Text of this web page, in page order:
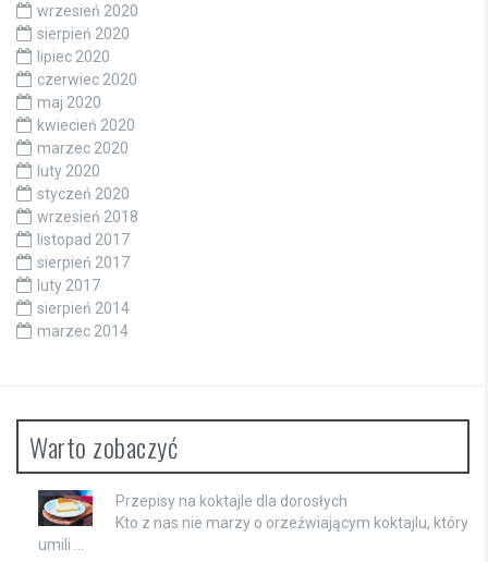
wrzesień 2020
sierpień 2020
lipiec 2020
czerwiec 2020
maj 2020
kwiecień 2020
marzec 2020
luty 2020
styczeń 2020
wrzesień 2018
listopad 2017
sierpień 2017
luty 2017
sierpień 2014
marzec 2014
Warto zobaczyć
Przepisy na koktajle dla dorosłych
Kto z nas nie marzy o orzeźwiającym koktajlu, który
umili …